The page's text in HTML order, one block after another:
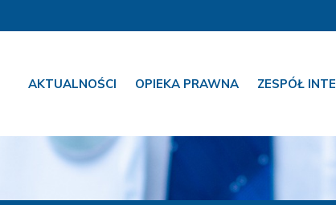
AKTUALNOŚCI OPIEKA PRAWNA ZESPÓŁ